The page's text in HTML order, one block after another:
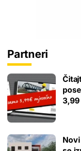
Partneri
3,99